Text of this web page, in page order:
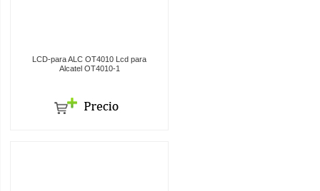
LCD-para ALC OT4010 Lcd para
Alcatel OT4010-1